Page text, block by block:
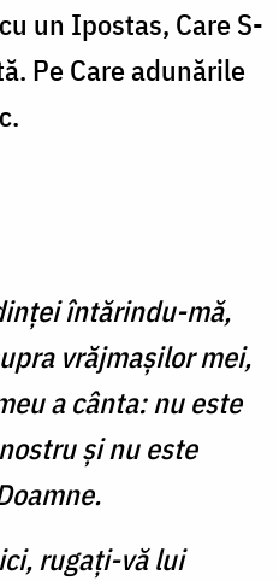
un Ipostas, Care S-
Pe Care adunările
întărindu-mă,
vrăjmaşilor mei,
a cânta: nu este
şi nu este
rugaţi-vă lui